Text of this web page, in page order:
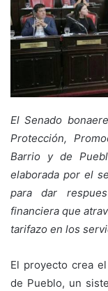
El Senado
Protección,
Barrio y de
elaborada por el
para dar
financiera que
tarifazo en los
El proyecto crea
de Pueblo, un